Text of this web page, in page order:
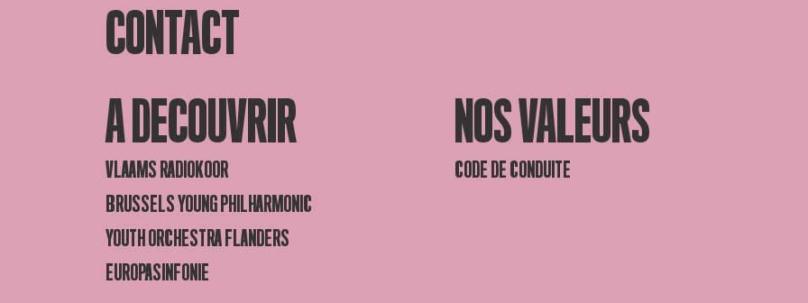
CONTACT
A DECOUVRIR
VLAAMS RADIOKOOR
BRUSSELS YOUNG PHILHARMONIC
YOUTH ORCHESTRA FLANDERS
EUROPASINFONIE
NOS VALEURS
CODE DE CONDUITE